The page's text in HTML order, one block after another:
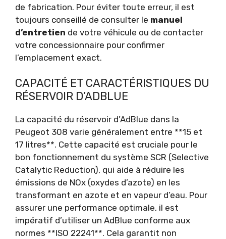
de fabrication. Pour éviter toute erreur, il est
toujours conseillé de consulter le manuel
d’entretien de votre véhicule ou de contacter
votre concessionnaire pour confirmer
l’emplacement exact.
CAPACITÉ ET CARACTÉRISTIQUES DU
RÉSERVOIR D’ADBLUE
La capacité du réservoir d’AdBlue dans la
Peugeot 308 varie généralement entre **15 et
17 litres**. Cette capacité est cruciale pour le
bon fonctionnement du système SCR (Selective
Catalytic Reduction), qui aide à réduire les
émissions de NOx (oxydes d’azote) en les
transformant en azote et en vapeur d’eau. Pour
assurer une performance optimale, il est
impératif d’utiliser un AdBlue conforme aux
normes **ISO 22241**. Cela garantit non